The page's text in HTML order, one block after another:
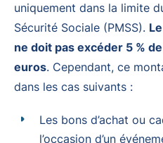
uniquement dans la limite
Sécurité Sociale (PMSS).
ne doit pas excéder 5 %
euros. Cependant, ce
dans les cas suivants :
Les bons d’achat ou
l’occasion d’un